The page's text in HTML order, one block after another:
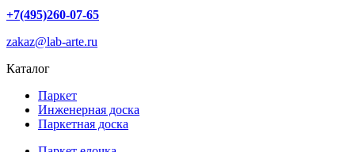
+7(495)260-07-65
zakaz@lab-arte.ru
Каталог
Паркет
Инженерная доска
Паркетная доска